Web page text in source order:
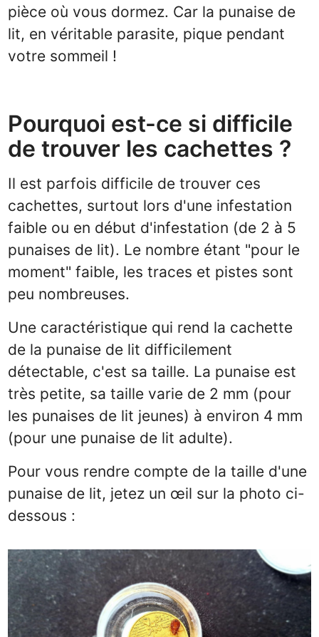
pièce où vous dormez. Car la punaise de
lit, en véritable parasite, pique pendant
votre sommeil !
Pourquoi est-ce si difficile
de trouver les cachettes ?
Il est parfois difficile de trouver ces
cachettes, surtout lors d'une infestation
faible ou en début d'infestation (de 2 à 5
punaises de lit). Le nombre étant "pour le
moment" faible, les traces et pistes sont
peu nombreuses.
Une caractéristique qui rend la cachette
de la punaise de lit difficilement
détectable, c'est sa taille. La punaise est
très petite, sa taille varie de 2 mm (pour
les punaises de lit jeunes) à environ 4 mm
(pour une punaise de lit adulte).
Pour vous rendre compte de la taille d'une
punaise de lit, jetez un œil sur la photo ci-
dessous :